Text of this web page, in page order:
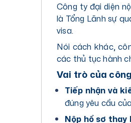
Công ty đại diện
là Tổng Lãnh sự
visa.
Nói cách khác,
các thủ tục hành
Vai trò của
Tiếp nhận và
đúng yêu cầu
Nộp hồ sơ thay